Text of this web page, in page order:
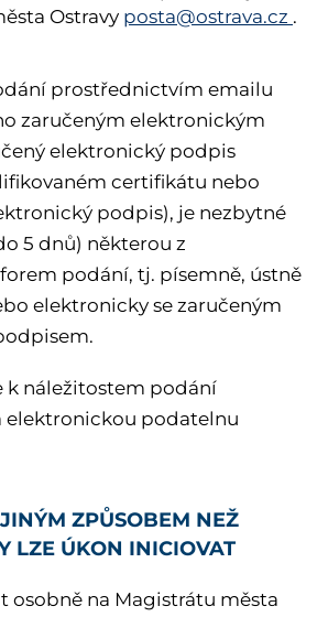
Ostravy posta@ostrava.cz .
prostřednictvím emailu
zaručeným elektronickým
elektronický podpis
certifikátu nebo
podpis), je nezbytné
5 dnů) některou z
podání, tj. písemně, ústně
elektronicky se zaručeným
k náležitostem podání
elektronickou podatelnu
ZPŮSOBEM NEŽ
LZE ÚKON INICIOVAT
osobně na Magistrátu města